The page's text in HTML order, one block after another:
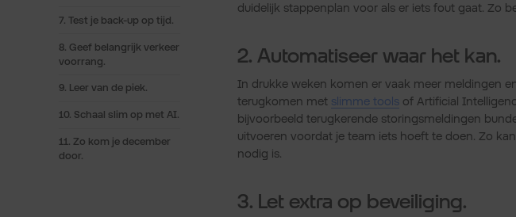
7. Test je back-up op tijd.
8. Geef belangrijk verkeer
voorrang.
9. Leer van de piek.
10. Schaal slim op met AI.
11. Zo kom je december
door.
duidelijk stappenplan voor als er iets fout gaat. Zo
2. Automatiseer waar het kan.
In drukke weken komen er vaak meer meldingen
terugkomen met slimme toolsof Artificial
bijvoorbeeld terugkerende storingsmeldingen
uitvoeren voordat je team iets hoeft te doen. Zo
nodig is.
3. Let extra op beveiliging.